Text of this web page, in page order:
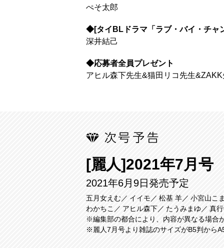
ぺそ太郎
◆[タイBLドラマ「ラブ・バイ・チャ
深井結己
◆応募者全員プレゼント
アヒル森下先生&猫田リコ先生
[麗人]2021年7月号
2021年6月9日発売予定
五月女えむ イイモ 松基 羊
小宮山こ
わかちこ
アヒル森下 たうみまゆ
真
※編集部の都合により、内容が異なる場合
※麗人7月号より雑誌のサイズがB5判から